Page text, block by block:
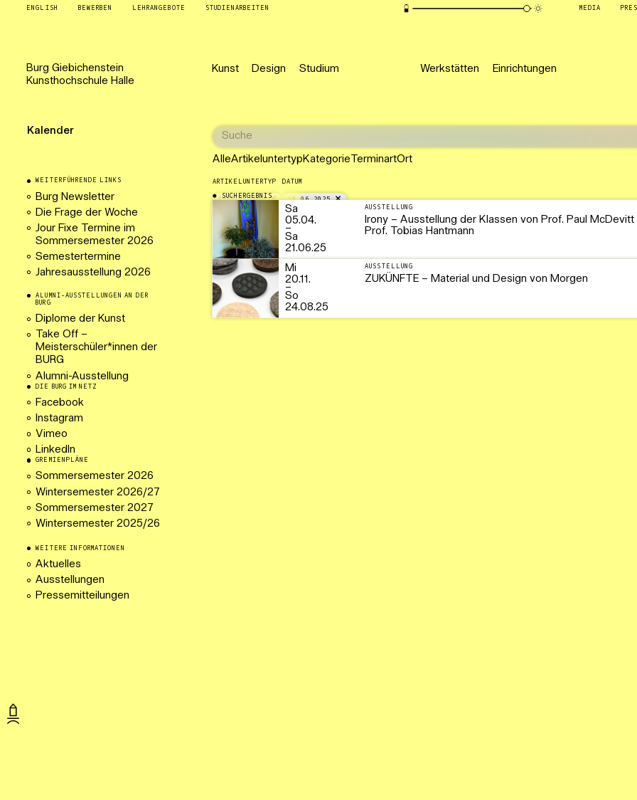
ENGLISH BEWERBEN LEHRANGEBOTE STUDIENARBEITEN MEDIA
Burg Giebichenstein
Kunsthochschule Halle
Kunst Design Studium Werkstätten Einrichtungen
AlleArtikeluntertyp Kategorie TerminartOrt
ARTIKELUNTERTYP
AUSSTELLUNG
DATUM
10.06.2025
SUCHERGEBNIS
Sa
05.04.
–
Sa
21.06.25
AUSSTELLUNG
Irony – Ausstellung der Klassen von Prof. Paul McDevitt
Prof. Tobias Hantmann
Mi
20.11.
–
So
24.08.25
AUSSTELLUNG
ZUKÜNFTE – Material und Design von Morgen
Kalender
WEITERFÜHRENDE LINKS
Burg Newsletter
Die Frage der Woche
Jour Fixe Termine im
Sommersemester 2026
Semestertermine
Jahresausstellung 2026
ALUMNI-AUSSTELLUNGEN AN DER
BURG
Diplome der Kunst
Take Off –
Meisterschüler*innen der
BURG
Alumni-Ausstellung
DIE BURG IM NETZ
Facebook
Instagram
Vimeo
LinkedIn
GREMIENPLÄNE
Sommersemester 2026
Wintersemester 2026/27
Sommersemester 2027
Wintersemester 2025/26
WEITERE INFORMATIONEN
Aktuelles
Ausstellungen
Pressemitteilungen